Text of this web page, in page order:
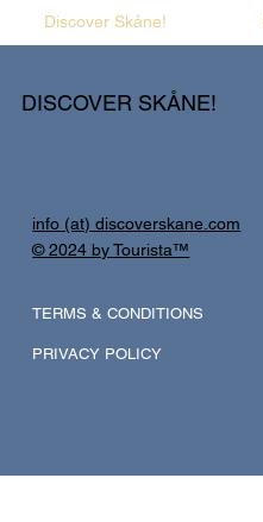
Discover Skåne!
DISCOVER SKÅNE!
info (at) discoverskane.com
© 2024 by Tourista™
TERMS & CONDITIONS
PRIVACY POLICY